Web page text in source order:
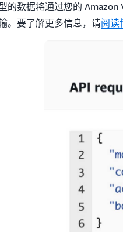
的数据将通过您的
。要了解更多信息，请阅读